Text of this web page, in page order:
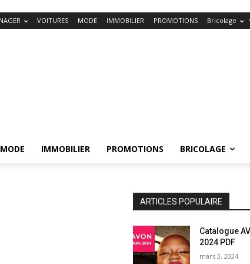
VOITURES MODE IMMOBILIER PROMOTIONS Bricolage
MODE IMMOBILIER PROMOTIONS BRICOLAGE
ARTICLES POPULAIRE
Catalogue
2024 PDF
mars 3, 2024